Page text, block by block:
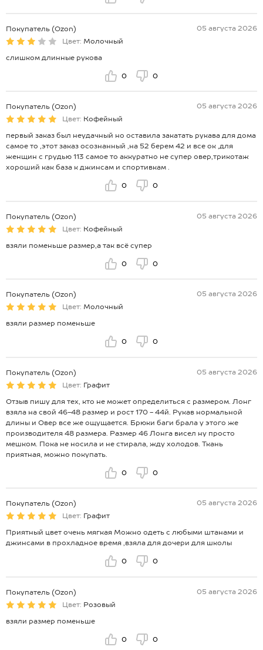
Покупатель (Ozon)
05 августа 2026
Цвет: Молочный
слишком длинные рукова
0 0
Покупатель (Ozon)
05 августа 2026
Цвет: Кофейный
первый заказ был неудачный но оставила закатать рукава для дома
самое то ,этот заказ осознанный ,на 52 берем 42 и все ок ,для
женщин с грудью 113 самое то аккуратно не супер овер,трикотаж
хороший как база к джинсам и спортивкам .
0 0
Покупатель (Ozon)
05 августа 2026
Цвет: Кофейный
взяли поменьше размер,а так всё супер
0 0
Покупатель (Ozon)
05 августа 2026
Цвет: Молочный
взяли размер поменьше
0 0
Покупатель (Ozon)
05 августа 2026
Цвет: Графит
Отзыв пишу для тех, кто не может определиться с размером. Лонг
взяла на свой 46-48 размер и рост 170 - 44й. Рукав нормальной
длины и Овер все же ощущается. Брюки баги брала у этого же
производителя 48 размера. Размер 46 Лонга висел ну просто
мешком. Пока не носила и не стирала, жду холодов. Ткань
приятная, можно покупать.
0 0
Покупатель (Ozon)
05 августа 2026
Цвет: Графит
Приятный цвет очень мягкая Можно одеть с любыми штанами и
джинсами в прохладное время ,взяла для дочери для школы
0 0
Покупатель (Ozon)
05 августа 2026
Цвет: Розовый
взяли размер поменьше
0 0